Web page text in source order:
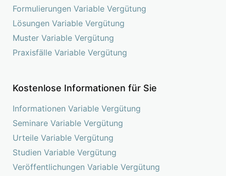
Formulierungen Variable Vergütung
Lösungen Variable Vergütung
Muster Variable Vergütung
Praxisfälle Variable Vergütung
Kostenlose Informationen für Sie
Informationen Variable Vergütung
Seminare Variable Vergütung
Urteile Variable Vergütung
Studien Variable Vergütung
Veröffentlichungen Variable Vergütung